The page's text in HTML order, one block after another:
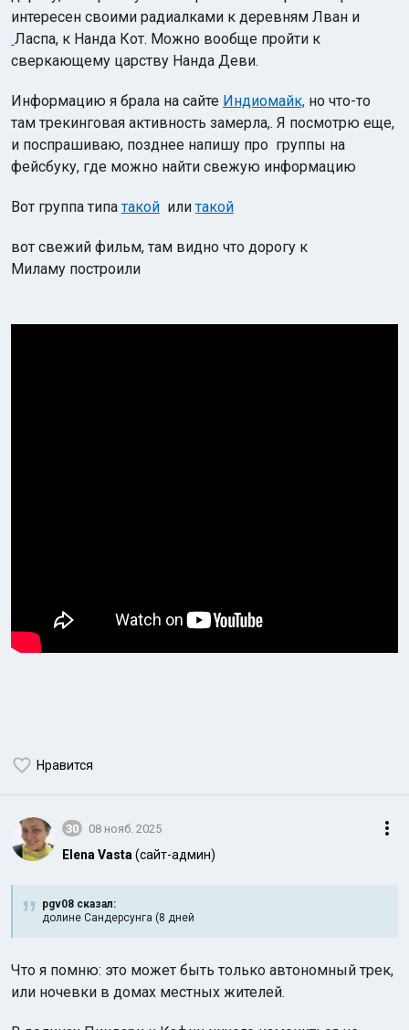
интересен своими радиалками к деревням Лван и
Ласпа, к Нанда Кот. Можно вообще пройти к
сверкающему царству Нанда Деви.
Информацию я брала на сайте Индиомайк, но что-то
там трекинговая активность замерла,. Я посмотрю еще,
и поспрашиваю, позднее напишу про группы на
фейсбуку, где можно найти свежую информацию
Вот группа типа такой или такой
вот свежий фильм, там видно что дорогу к
Миламу построили
Нравится
30 08 нояб. 2025
Elena Vasta (сайт-админ)
pgv08 сказал:
долине Сандерсунга (8 дней
Что я помню: это может быть только автономный трек,
или ночевки в домах местных жителей.